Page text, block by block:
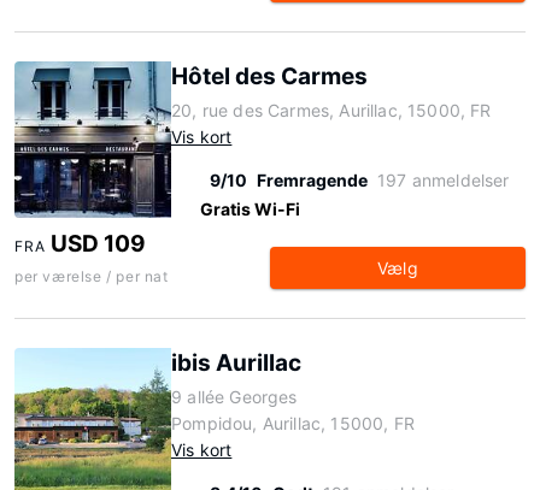
Hôtel des Carmes
20, rue des Carmes, Aurillac, 15000, FR
Vis kort
9/10 Fremragende 197 anmeldelser
Gratis Wi-Fi
FRA USD 109
per værelse / per nat Vælg
ibis Aurillac
9 allée Georges
Pompidou, Aurillac, 15000, FR
Vis kort